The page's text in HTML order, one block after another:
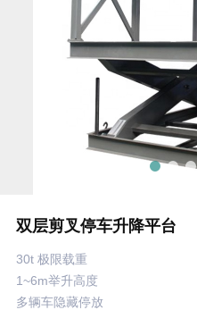
双层剪叉停车升降平台
30t 极限载重
1~6m举升高度
多辆车隐藏停放